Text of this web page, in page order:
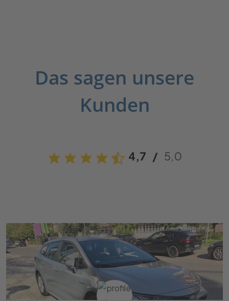
Das sagen unsere
Kunden
4,7 / 5,0